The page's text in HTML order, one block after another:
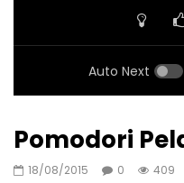
Auto Next
Pomodori
18/08/2015 0 409